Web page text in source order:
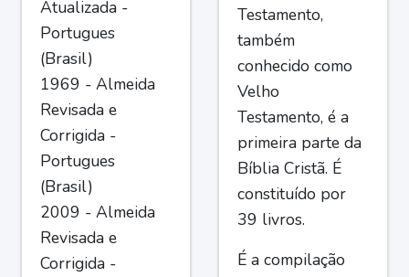
Atualizada -
Portugues
(Brasil)
1969 - Almeida
Revisada e
Corrigida -
Portugues
(Brasil)
2009 - Almeida
Revisada e
Corrigida -
Testamento,
também
conhecido como
Velho
Testamento, é a
primeira parte da
Bíblia Cristã. É
constituído por
39 livros.
É a compilação